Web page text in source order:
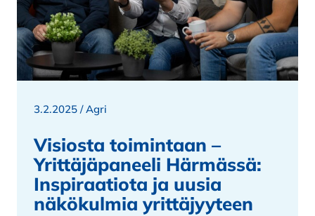
3.2.2025 /Agri
Visiosta toimintaan –
Yrittäjäpaneeli Härmässä:
Inspiraatiota ja uusia
näkökulmia yrittäjyyteen